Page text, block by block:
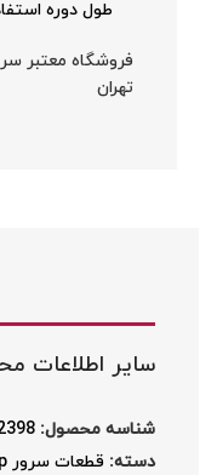
طول دوره
فروشگاه معتبر
تهران
سایر اطلاعات
شناسه محصول: 001
دسته: قطعات سرور hp